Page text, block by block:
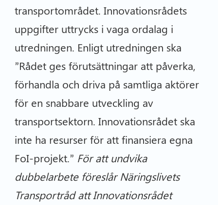
transportområdet. Innovationsrådets
uppgifter uttrycks i vaga ordalag i
utredningen. Enligt utredningen ska
”Rådet ges förutsättningar att påverka,
förhandla och driva på samtliga aktörer
för en snabbare utveckling av
transportsektorn. Innovationsrådet ska
inte ha resurser för att finansiera egna
FoI-projekt.” För att undvika
dubbelarbete föreslår Näringslivets
Transportråd att Innovationsrådet